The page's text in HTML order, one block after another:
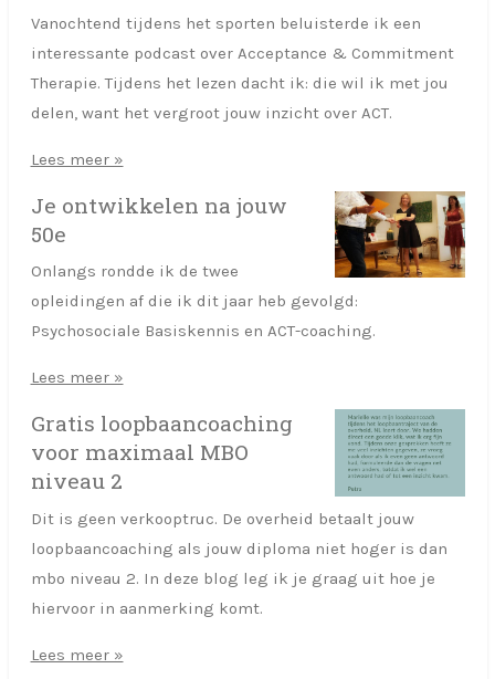
Vanochtend tijdens het sporten beluisterde ik een
interessante podcast over Acceptance & Commitment
Therapie. Tijdens het lezen dacht ik: die wil ik met jou
delen, want het vergroot jouw inzicht over ACT.
Lees meer »
Je ontwikkelen na jouw
50e
Onlangs rondde ik de twee
opleidingen af die ik dit jaar heb gevolgd:
Psychosociale Basiskennis en ACT-coaching.
Lees meer »
Gratis loopbaancoaching
voor maximaal MBO
niveau 2
Dit is geen verkooptruc. De overheid betaalt jouw
loopbaancoaching als jouw diploma niet hoger is dan
mbo niveau 2. In deze blog leg ik je graag uit hoe je
hiervoor in aanmerking komt.
Lees meer »